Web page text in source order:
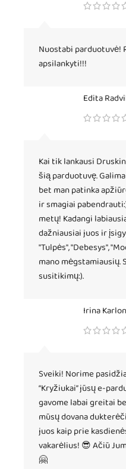
Nuostabi parduotuvė!
apsilankyti!!!
Edita
Kai tik lankausi
šią parduotuvę.
bet man patinka
ir smagiai
metų! Kadangi
dažniausiai juos ir
"Tulpės", "Debesys",
mano
susitikimų:).
Irina
Sveiki! Norime
“Kryžiukai” jūsų e-
gavome labai greitai
mūsų dovana
juos kaip prie
vakarėlius! 😎 Ačiū
🤗